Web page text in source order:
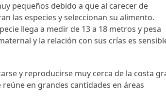
pequeños debido a que al carecer de
las especies y seleccionan su alimento.
llega a medir de 13 a 18 metros y pesa
y la relación con sus crías es
y reproducirse muy cerca de la costa
en grandes cantidades en áreas